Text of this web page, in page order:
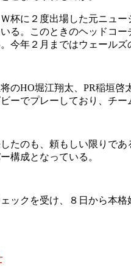
杯に２度出場した元ニュ
る。このときのヘッドコ
今年２月まではウェールズ
のHO堀江翔太、PR稲垣啓
ーでプレーしており、チ
たのも、頼もしい限りであ
構成となっている。
ックを受け、８日から本格